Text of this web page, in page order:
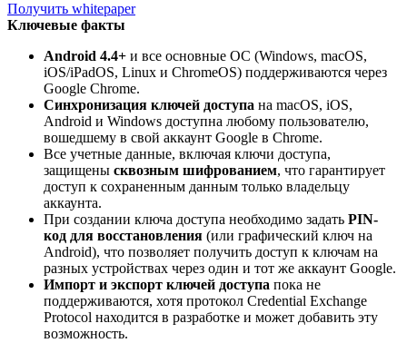
Получить whitepaper
Ключевые факты
Android 4.4+ и все основные ОС (Windows, macOS,
iOS/iPadOS, Linux и ChromeOS) поддерживаются через
Google Chrome.
Синхронизация ключей доступа на macOS, iOS,
Android и Windows доступна любому пользователю,
вошедшему в свой аккаунт Google в Chrome.
Все учетные данные, включая ключи доступа,
защищены сквозным шифрованием, что гарантирует
доступ к сохраненным данным только владельцу
аккаунта.
При создании ключа доступа необходимо задать PIN-
код для восстановления (или графический ключ на
Android), что позволяет получить доступ к ключам на
разных устройствах через один и тот же аккаунт Google.
Импорт и экспорт ключей доступа пока не
поддерживаются, хотя протокол Credential Exchange
Protocol находится в разработке и может добавить эту
возможность.